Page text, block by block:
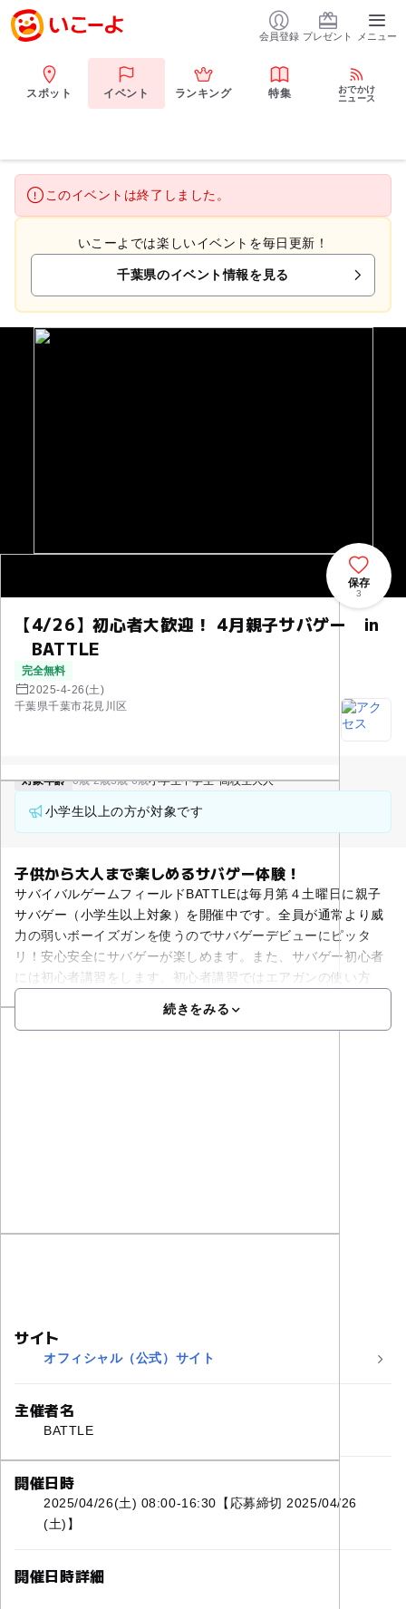
会員登録 プレゼント メニュー
スポット イベント ランキング 特集
おでかけ
ニュース
このイベントは終了しました。
いこーよでは楽しいイベントを毎日更新！
千葉県のイベント情報を見る
【4/26】初心者大歓迎！ 4月親子サバゲー in
BATTLE
完全無料
2025-4-26(土)
千葉県千葉市花見川区
保存
3
対象年齢 0歳-2歳3歳-6歳小学生中学生･高校生大人
小学生以上の方が対象です
子供から大人まで楽しめるサバゲー体験！
サバイバルゲームフィールドBATTLEは毎月第４土曜日に親子
サバゲー（小学生以上対象）を開催中です。全員が通常より威
力の弱いボーイズガンを使うのでサバゲーデビューにピッタ
リ！安心安全にサバゲーが楽しめます。また、サバゲー初心者
には初心者講習をします。初心者講習ではエアガンの使い方
続きをみる
サイト
オフィシャル（公式）サイト
主催者名
BATTLE
開催日時
2025/04/26(土) 08:00-16:30【応募締切 2025/04/26
(土)】
開催日時詳細